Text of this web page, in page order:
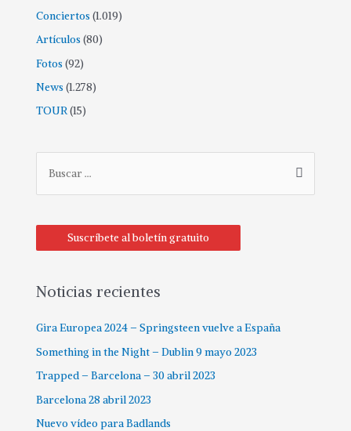
Conciertos (1.019)
Artículos (80)
Fotos (92)
News (1.278)
TOUR(15)
Suscríbete al boletín gratuito
Noticias recientes
Gira Europea 2024 – Springsteen vuelve a España
Something in the Night – Dublin 9 mayo 2023
Trapped – Barcelona – 30 abril 2023
Barcelona 28 abril 2023
Nuevo vídeo para Badlands